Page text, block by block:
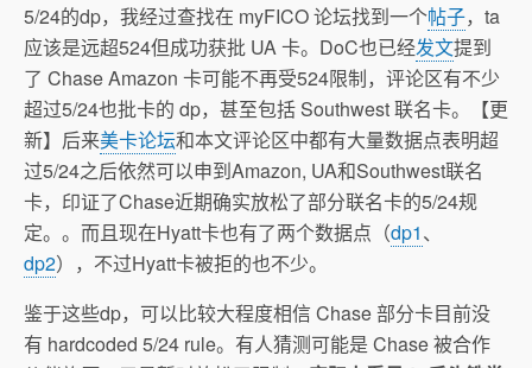
5/24的dp，我经过查找在 myFICO 论坛找到一个帖子，ta
应该是远超524但成功获批 UA 卡。DoC也已经发文提到
了 Chase Amazon 卡可能不再受524限制，评论区有不少
超过5/24也批卡的 dp，甚至包括 Southwest 联名卡。【更
新】后来美卡论坛和本文评论区中都有大量数据点表明超
过5/24之后依然可以申到Amazon, UA和Southwest联名
卡，印证了Chase近期确实放松了部分联名卡的5/24规
定。。而且现在Hyatt卡也有了两个数据点（dp1、
dp2），不过Hyatt卡被拒的也不少。
鉴于这些dp，可以比较大程度相信 Chase 部分卡目前没
有 hardcoded 5/24 rule。有人猜测可能是 Chase 被合作